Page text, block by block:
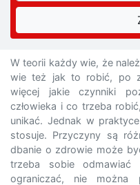
W teorii każdy wie, że
wie też jak to robić, po
więcej jakie czynniki
człowieka i co trzeba
unikać. Jednak w
stosuje. Przyczyny są
dbanie o zdrowie może
trzeba sobie odmawiać
ograniczać, nie można